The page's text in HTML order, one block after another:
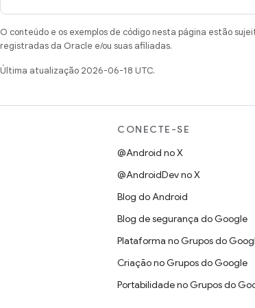
O conteúdo e os exemplos de código nesta página estão
registradas da Oracle e/ou suas afiliadas.
Última atualização 2026-06-18 UTC.
CONECTE-SE
@Android no X
@AndroidDev no X
Blog do Android
Blog de segurança do Google
Plataforma no Grupos do
Criação no Grupos do Google
Portabilidade no Grupos do